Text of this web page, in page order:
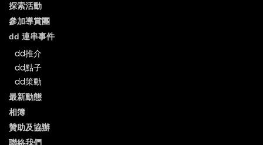
探索活動
參加導賞團
dd 連串事件
dd推介
dd點子
dd策動
最新動態
相簿
贊助及協辦
聯絡我們